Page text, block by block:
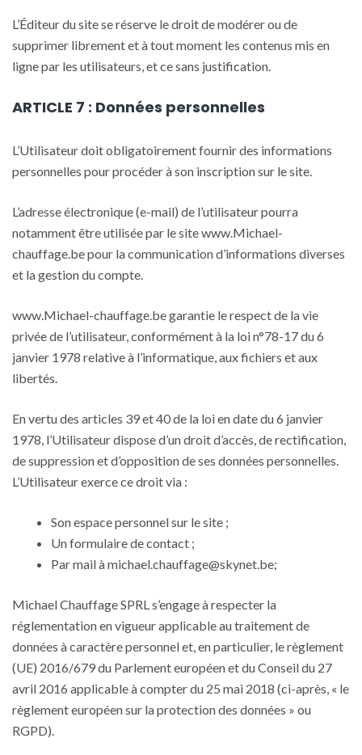
L’Éditeur du site se réserve le droit de modérer ou de
supprimer librement et à tout moment les contenus mis en
ligne par les utilisateurs, et ce sans justification.
ARTICLE 7 : Données personnelles
L’Utilisateur doit obligatoirement fournir des informations
personnelles pour procéder à son inscription sur le site.
L’adresse électronique (e-mail) de l’utilisateur pourra
notamment être utilisée par le site www.Michael-
chauffage.be pour la communication d’informations diverses
et la gestion du compte.
www.Michael-chauffage.be garantie le respect de la vie
privée de l’utilisateur, conformément à la loi n°78-17 du 6
janvier 1978 relative à l’informatique, aux fichiers et aux
libertés.
En vertu des articles 39 et 40 de la loi en date du 6 janvier
1978, l’Utilisateur dispose d’un droit d’accès, de rectification,
de suppression et d’opposition de ses données personnelles.
L’Utilisateur exerce ce droit via :
Son espace personnel sur le site ;
Un formulaire de contact ;
Par mail à michael.chauffage@skynet.be;
Michael Chauffage SPRL s’engage à respecter la
réglementation en vigueur applicable au traitement de
données à caractère personnel et, en particulier, le règlement
(UE) 2016/679 du Parlement européen et du Conseil du 27
avril 2016 applicable à compter du 25 mai 2018 (ci-après, « le
règlement européen sur la protection des données » ou
RGPD).